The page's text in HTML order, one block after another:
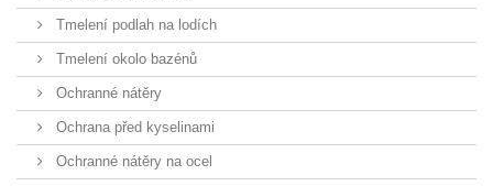
Tmelení podlah na lodích
Tmelení okolo bazénů
Ochranné nátěry
Ochrana před kyselinami
Ochranné nátěry na ocel